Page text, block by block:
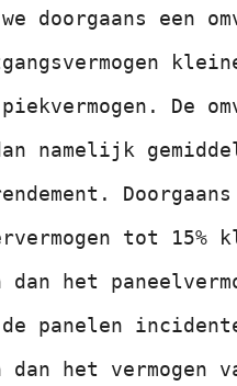
doorgaans een
De
namelijk
tot 15%
dan het
panelen
dan het vermogen